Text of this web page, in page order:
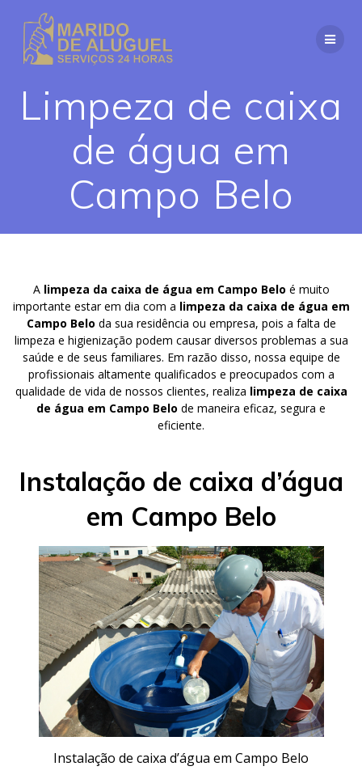
Limpeza de caixa
de água em
Campo Belo
A limpeza da caixa de água em Campo Belo é muito
importante estar em dia com a limpeza da caixa de água em
Campo Belo da sua residência ou empresa, pois a falta de
limpeza e higienização podem causar diversos problemas a sua
saúde e de seus familiares. Em razão disso, nossa equipe de
profissionais altamente qualificados e preocupados com a
qualidade de vida de nossos clientes, realiza limpeza de caixa
de água em Campo Belo de maneira eficaz, segura e
eficiente.
Instalação de caixa d’água
em Campo Belo
Instalação de caixa d’água em Campo Belo